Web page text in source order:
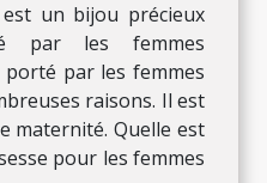
un bijou précieux
par les femmes
par les femmes
raisons. Il est
maternité. Quelle est
pour les femmes